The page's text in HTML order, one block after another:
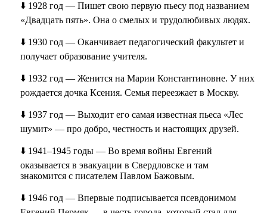
⬇️ 1928 год — Пишет свою первую пьесу под названием
«Двадцать пять». Она о смелых и трудолюбивых людях.
⬇️ 1930 год — Оканчивает педагогический факультет и
получает образование учителя.
⬇️ 1932 год — Женится на Марии Константиновне. У них
рождается дочка Ксения. Семья переезжает в Москву.
⬇️ 1937 год — Выходит его самая известная пьеса «Лес
шумит» — про добро, честность и настоящих друзей.
⬇️ 1941–1945 годы — Во время войны Евгений
оказывается в эвакуации в Свердловске и там
знакомится с писателем Павлом Бажовым.
⬇️ 1946 год — Впервые подписывается псевдонимом